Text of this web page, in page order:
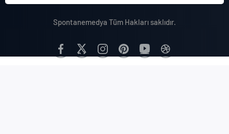
Spontanemedya Tüm Hakları saklıdır.